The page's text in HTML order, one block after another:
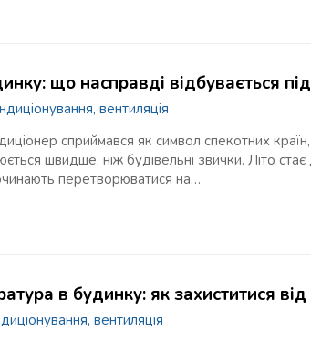
що насправді відбувається
вентиляція
сприймався як символ спекотних
швидше, ніж будівельні звички. Літо
перетворюватися на…
в будинку: як захиститися від
вентиляція